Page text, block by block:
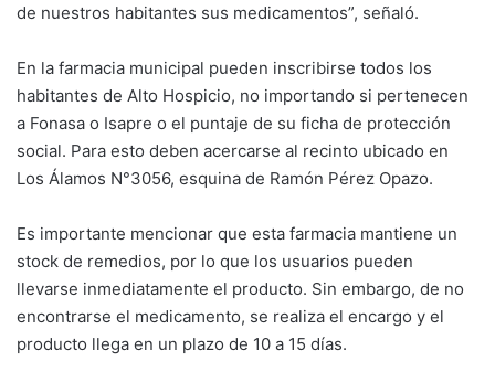
de nuestros habitantes sus medicamentos”, señaló.
En la farmacia municipal pueden inscribirse todos los
habitantes de Alto Hospicio, no importando si pertenecen
a Fonasa o Isapre o el puntaje de su ficha de protección
social. Para esto deben acercarse al recinto ubicado en
Los Álamos N°3056, esquina de Ramón Pérez Opazo.
Es importante mencionar que esta farmacia mantiene un
stock de remedios, por lo que los usuarios pueden
llevarse inmediatamente el producto. Sin embargo, de no
encontrarse el medicamento, se realiza el encargo y el
producto llega en un plazo de 10 a 15 días.